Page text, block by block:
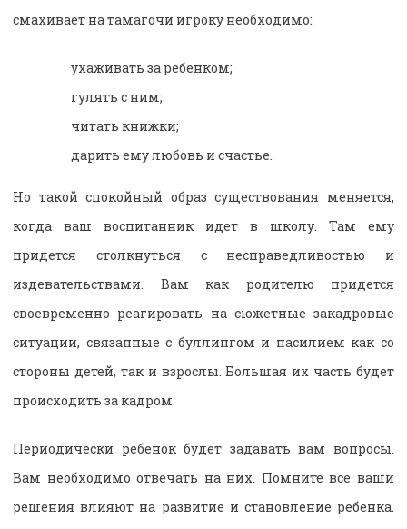
смахивает на тамагочи игроку необходимо:
ухаживать за ребенком;
гулять с ним;
читать книжки;
дарить ему любовь и счастье.
Но такой спокойный образ существования меняется,
когда ваш воспитанник идет в школу. Там ему
придется столкнуться с несправедливостью и
издевательствами. Вам как родителю придется
своевременно реагировать на сюжетные закадровые
ситуации, связанные с буллингом и насилием как со
стороны детей, так и взрослы. Большая их часть будет
происходить за кадром.
Периодически ребенок будет задавать вам вопросы.
Вам необходимо отвечать на них. Помните все ваши
решения влияют на развитие и становление ребенка.